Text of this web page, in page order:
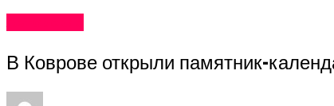
В Коврове открыли памятник-